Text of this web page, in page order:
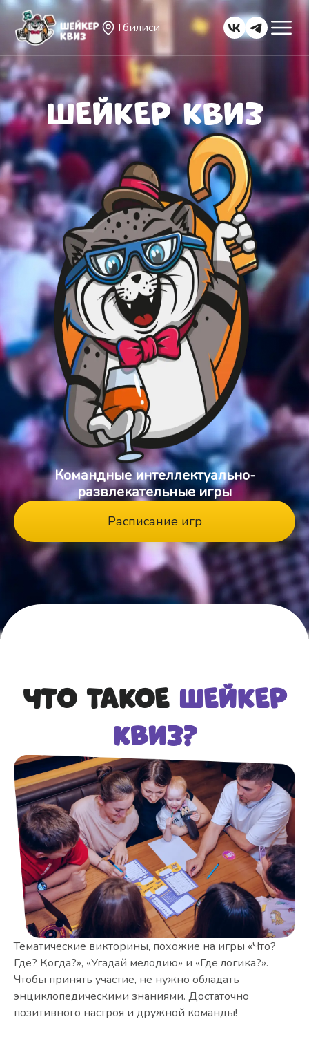
Тбилиси
ШЕЙКЕР КВИЗ
Командные интеллектуально-
развлекательные игры
Расписание игр
ЧТО ТАКОЕ ШЕЙКЕР
КВИЗ?
Тематические викторины, похожие на игры «Что?
Где? Когда?», «Угадай мелодию» и «Где логика?».
Чтобы принять участие, не нужно обладать
энциклопедическими знаниями. Достаточно
позитивного настроя и дружной команды!